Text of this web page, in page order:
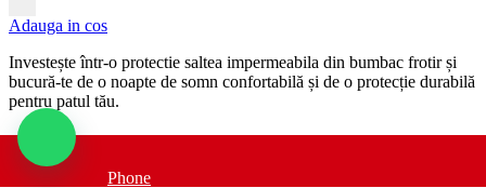
Adauga in cos
Investeșteîntr-o protectie saltea impermeabila din bumbac frotirși
bucură-te de o noapte de somn confortabilă și de o protecție durabilă
pentru patul tău.
Phone